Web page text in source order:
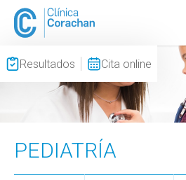
Resultados Cita online
PEDIATRÍA